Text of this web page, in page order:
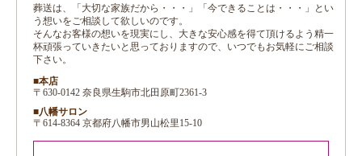
葬送は、「大切な家族だから・・・」「今できることは・・・」とい
う想いをご相談して欲しいのです。
そんなお客様の想いを現実にし、大きな安心感を得て頂けるよう精一
杯頑張っていきたいと思っておりますので、いつでもお気軽にご相談
下さい。
■本店
〒630-0142 奈良県生駒市北田原町2361-3
■八幡サロン
〒614-8364 京都府八幡市男山松里15-10